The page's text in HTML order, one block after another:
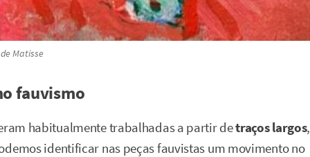
Matisse
fauvismo
habitualmente trabalhadas a partir detraços largos,
identificar nas peças fauvistas um movimento no